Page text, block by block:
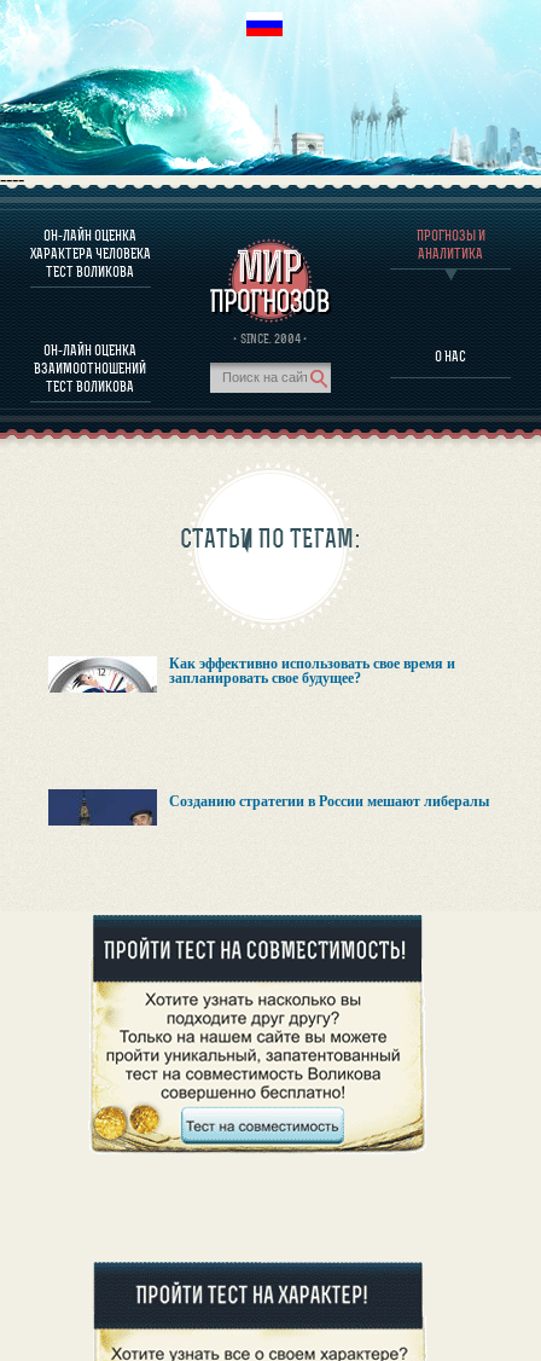
----
ОН-ЛАЙН ОЦЕНКА
ХАРАКТЕРА ЧЕЛОВЕКА
ТЕСТ ВОЛИКОВА
ОН-ЛАЙН ОЦЕНКА
ВЗАИМООТНОШЕНИЙ
ТЕСТ ВОЛИКОВА
· SINCE. 2004 ·
ПРОГНОЗЫ И
АНАЛИТИКА
О НАС
О ПРОГРАММЕ
ОЦЕНКА ХАРАКТЕРA ЧЕЛОВЕКА
ОЦЕНКА ХАРАКТЕРА ВЫДАЮЩИХСЯ ЛИЧНОСТЕЙ
О ПРОГРАММЕ
ПРОГНОЗЫ И АНАЛИТИКА
СТАТЬИ ПО ТЕГАМ:
Как эффективно использовать свое время и
запланировать свое будущее?
Созданию стратегии в России мешают либералы